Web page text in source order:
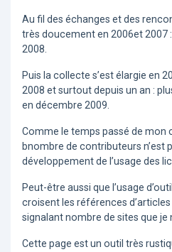
Au fil des échanges et des
très doucement en 2006et 2007
2008.
Puis la collecte s’est élargie en
2008 et surtout depuis un an :
en décembre 2009.
Comme le temps passé de mon
bnombre de contributeurs n’est
développement de l’usage des
Peut-être aussi que l’usage
croisent les références
signalant nombre de sites que je
Cette page est un outil très